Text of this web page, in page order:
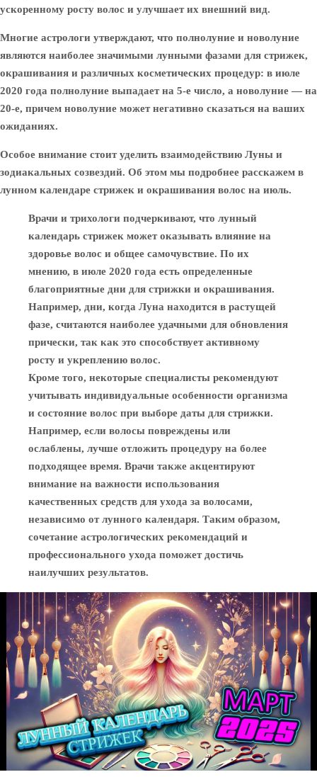
ускоренному росту волос и улучшает их внешний вид.
Многие астрологи утверждают, что полнолуние и новолуние
являются наиболее значимыми лунными фазами для стрижек,
окрашивания и различных косметических процедур: в июле
2020 года полнолуние выпадает на 5-е число, а новолуние — на
20-е, причем новолуние может негативно сказаться на ваших
ожиданиях.
Особое внимание стоит уделить взаимодействию Луны и
зодиакальных созвездий. Об этом мы подробнее расскажем в
лунном календаре стрижек и окрашивания волос на июль.
Врачи и трихологи подчеркивают, что лунный
календарь стрижек может оказывать влияние на
здоровье волос и общее самочувствие. По их
мнению, в июле 2020 года есть определенные
благоприятные дни для стрижки и окрашивания.
Например, дни, когда Луна находится в растущей
фазе, считаются наиболее удачными для обновления
прически, так как это способствует активному
росту и укреплению волос.
Кроме того, некоторые специалисты рекомендуют
учитывать индивидуальные особенности организма
и состояние волос при выборе даты для стрижки.
Например, если волосы повреждены или
ослаблены, лучше отложить процедуру на более
подходящее время. Врачи также акцентируют
внимание на важности использования
качественных средств для ухода за волосами,
независимо от лунного календаря. Таким образом,
сочетание астрологических рекомендаций и
профессионального ухода поможет достичь
наилучших результатов.